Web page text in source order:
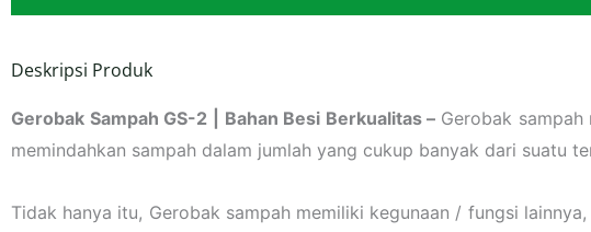
Deskripsi Produk
Gerobak Sampah GS-2 | Bahan Besi Berkualitas – Gerobak
memindahkan sampah dalam jumlah yang cukup banyak dari suatu
Tidak hanya itu, Gerobak sampah memiliki kegunaan / fungsi